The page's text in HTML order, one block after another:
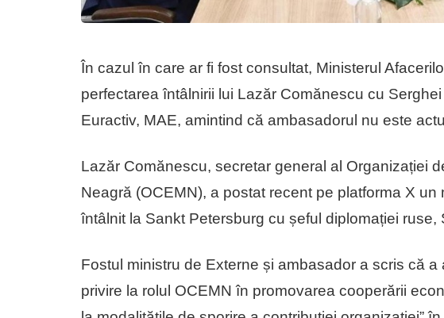
În cazul în care ar fi fost consultat, Ministerul
perfectarea întâlnirii lui Lazăr Comănescu cu
Euractiv, MAE, amintind că ambasadorul nu este
Lazăr Comănescu, secretar general al Organizației
Neagră (OCEMN), a postat recent pe platforma X
întâlnit la Sankt Petersburg cu șeful diplomației ruse,
Fostul ministru de Externe și ambasador a scris că a
privire la rolul OCEMN în promovarea cooperării